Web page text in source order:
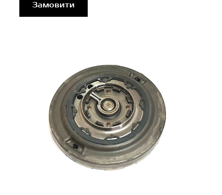
Замовити